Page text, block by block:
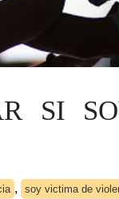
SI
, soy victima de